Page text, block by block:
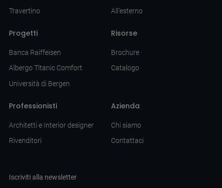
Travertino
All'esterno
Progetti
Banca Raiffeisen
Albergo Titanic Comfort
Università di Bergen
Risorse
Brochure
Catalogo
Professionisti
Architetti e Interior designer
Rivenditori
Azienda
Chi siamo
Contattaci
Iscriviti alla newsletter